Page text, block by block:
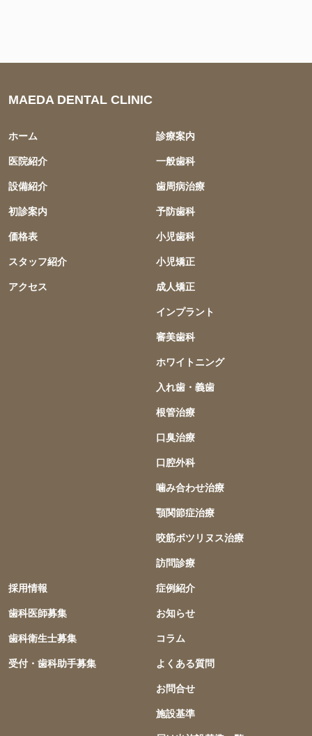
MAEDA DENTAL CLINIC
ホーム
医院紹介
設備紹介
初診案内
価格表
スタッフ紹介
アクセス
診療案内
一般歯科
歯周病治療
予防歯科
小児歯科
小児矯正
成人矯正
インプラント
審美歯科
ホワイトニング
入れ歯・義歯
根管治療
口臭治療
口腔外科
噛み合わせ治療
顎関節症治療
咬筋ボツリヌス治療
訪問診療
採用情報
歯科医師募集
歯科衛生士募集
受付・歯科助手募集
症例紹介
お知らせ
コラム
よくある質問
お問合せ
施設基準